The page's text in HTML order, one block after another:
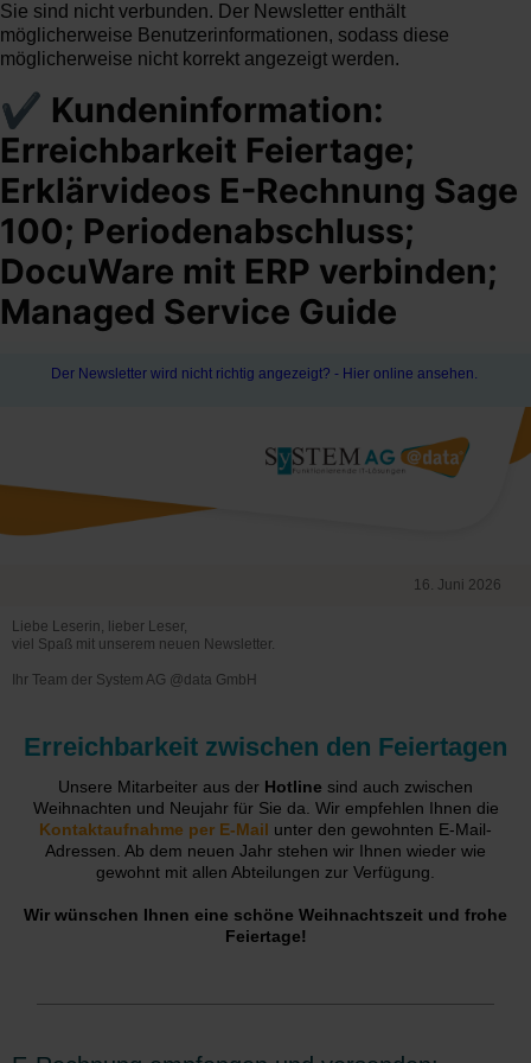
Sie sind nicht verbunden. Der Newsletter enthält
möglicherweise Benutzerinformationen, sodass diese
möglicherweise nicht korrekt angezeigt werden.
✔ Kundeninformation:
Erreichbarkeit Feiertage;
Erklärvideos E-Rechnung Sage
100; Periodenabschluss;
DocuWare mit ERP verbinden;
Managed Service Guide